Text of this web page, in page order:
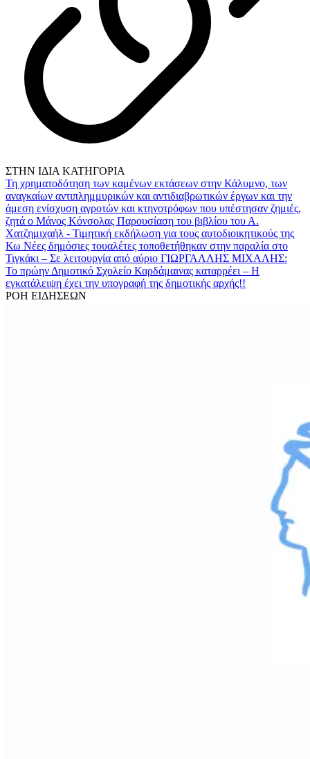
ΣΤΗΝ ΙΔΙΑ ΚΑΤΗΓΟΡΙΑ
Τη χρηματοδότηση των καμένων εκτάσεων στην Κάλυμνο, των
αναγκαίων αντιπλημμυρικών και αντιδιαβρωτικών έργων και την
άμεση ενίσχυση αγροτών και κτηνοτρόφων που υπέστησαν ζημιές,
ζητά ο Μάνος Κόνσολας Παρουσίαση του βιβλίου του Α.
Χατζημιχαήλ - Τιμητική εκδήλωση για τους αυτοδιοικητικούς της
Κω Νέες δημόσιες τουαλέτες τοποθετήθηκαν στην παραλία στο
Τιγκάκι – Σε λειτουργία από αύριο ΓΙΩΡΓΑΛΛΗΣ ΜΙΧΑΛΗΣ:
Το πρώην Δημοτικό Σχολείο Καρδάμαινας καταρρέει – Η
εγκατάλειψη έχει την υπογραφή της δημοτικής αρχής!!
ΡΟΗ ΕΙΔΗΣΕΩΝ